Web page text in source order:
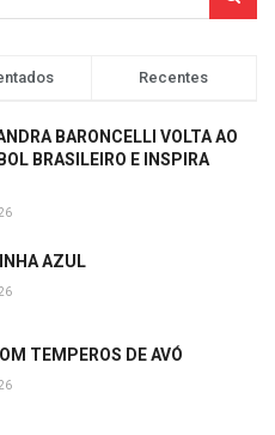
Recentes
BARONCELLI VOLTA AO
BRASILEIRO E INSPIRA
AZUL
TEMPEROS DE AVÓ